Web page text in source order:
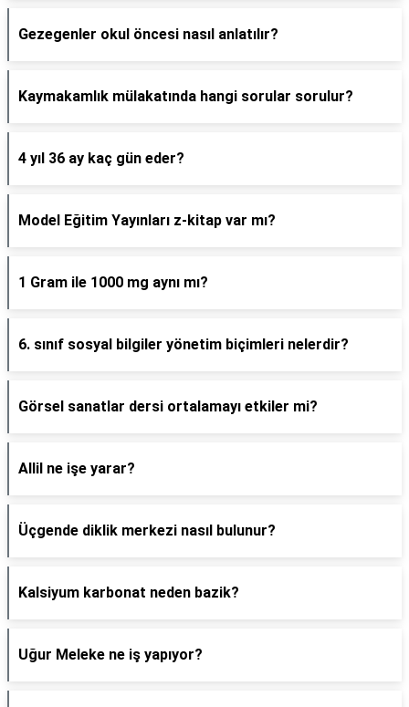
Gezegenler okul öncesi nasıl anlatılır?
Kaymakamlık mülakatında hangi sorular sorulur?
4 yıl 36 ay kaç gün eder?
Model Eğitim Yayınları z-kitap var mı?
1 Gram ile 1000 mg aynı mı?
6. sınıf sosyal bilgiler yönetim biçimleri nelerdir?
Görsel sanatlar dersi ortalamayı etkiler mi?
Allil ne işe yarar?
Üçgende diklik merkezi nasıl bulunur?
Kalsiyum karbonat neden bazik?
Uğur Meleke ne iş yapıyor?